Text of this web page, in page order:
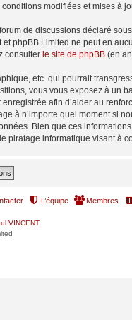
modifiées et mises à
de discussions déclaré
phpBB Limited ne peut en
consulter le site de phpBB (en
etc. qui pourrait
vous vous exposez à un
afin d’aider au
à n’importe quel moment si
Bien que ces
piratage informatique visant à
Membres
L’équipe
VINCENT